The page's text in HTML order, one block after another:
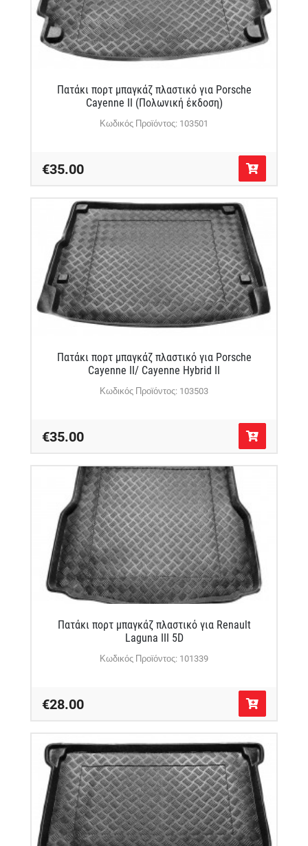
Πατάκι πορτ μπαγκάζ πλαστικό για Porsche
Cayenne II (Πολωνική έκδοση)
Κωδικός Προϊόντος: 103501
€35.00
Πατάκι πορτ μπαγκάζ πλαστικό για Porsche
Cayenne II/ Cayenne Hybrid ΙΙ
Κωδικός Προϊόντος: 103503
€35.00
Πατάκι πορτ μπαγκάζ πλαστικό για Renault
Laguna III 5D
Κωδικός Προϊόντος: 101339
€28.00